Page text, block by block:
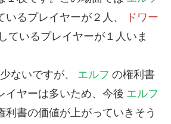
るプレイヤーが２人、
ドワー
ているプレイヤーが１人いま
ないですが、 エルフ の権利書
イヤーは多いため、今後 エルフ
利書の価値が上がっていきそう